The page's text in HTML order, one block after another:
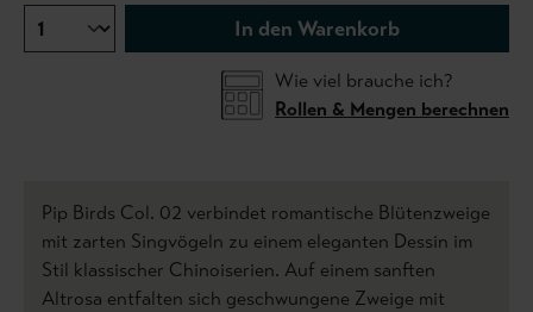
In den Warenkorb
Wie viel brauche ich?
Rollen & Mengen berechnen
Pip Birds Col. 02 verbindet romantische Blütenzweige
mit zarten Singvögeln zu einem eleganten Dessin im
Stil klassischer Chinoiserien. Auf einem sanften
Altrosa entfalten sich geschwungene Zweige mit